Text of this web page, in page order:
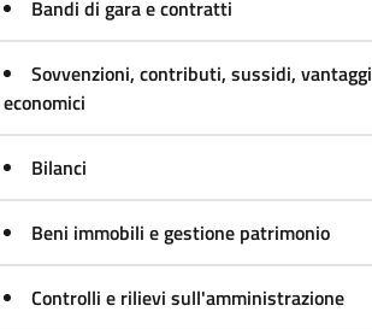
Bandi di gara e contratti
Sovvenzioni, contributi, sussidi, vantaggi
economici
Bilanci
Beni immobili e gestione patrimonio
Controlli e rilievi sull'amministrazione